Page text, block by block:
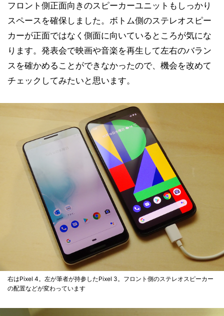
フロント側正面向きのスピーカーユニットもしっかり
スペースを確保しました。ボトム側のステレオスピー
カーが正面ではなく側面に向いているところが気にな
ります。発表会で映画や音楽を再生して左右のバラン
スを確かめることができなかったので、機会を改めて
チェックしてみたいと思います。
右はPixel 4。左が筆者が持参したPixel 3。フロント側のステレオスピーカー
の配置などが変わっています